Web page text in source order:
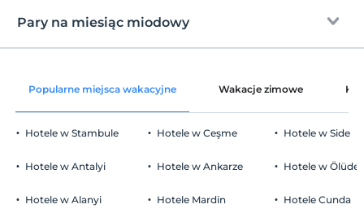
wolny wifi
Zameldować się
Po 12:00
Wymeldować się
Zwierzęta
Dzieci)
1 dzieci w wieku poniżej 6 jest/jest bezpłatne za pokój
Pary na miesiąc miodowy
Śniadanie do pokoju pewnego ranka
Popularne miejsca wakacyjne Wakacje zimowe
Hotele w Stambule
Hotele w Antalyi
Hotele w Alanyi
Hotele w Ceşme
Hotele w Ankarze
Hotele Mardin
Hotele w Side
Hotele w
Hotele Cunda